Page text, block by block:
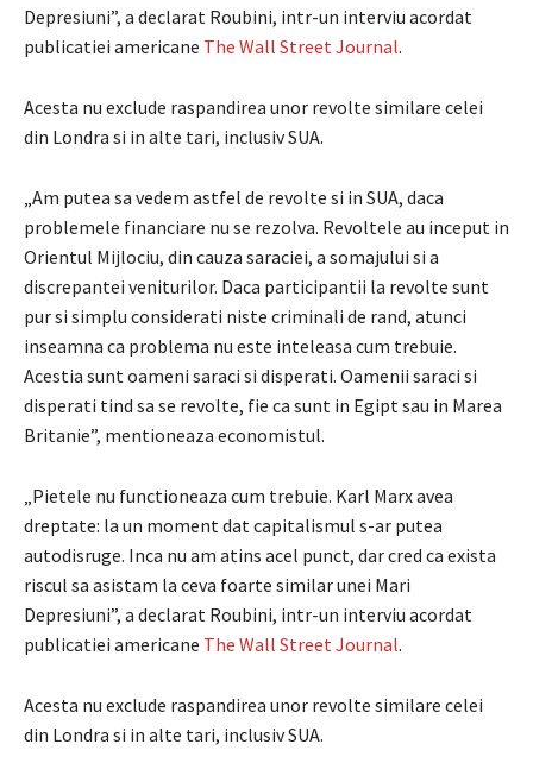
Depresiuni”, a declarat Roubini, intr-un interviu acordat
publicatiei americane The Wall Street Journal.
Acesta nu exclude raspandirea unor revolte similare celei
din Londra si in alte tari, inclusiv SUA.
„Am putea sa vedem astfel de revolte si in SUA, daca
problemele financiare nu se rezolva. Revoltele au inceput in
Orientul Mijlociu, din cauza saraciei, a somajului si a
discrepantei veniturilor. Daca participantii la revolte sunt
pur si simplu considerati niste criminali de rand, atunci
inseamna ca problema nu este inteleasa cum trebuie.
Acestia sunt oameni saraci si disperati. Oamenii saraci si
disperati tind sa se revolte, fie ca sunt in Egipt sau in Marea
Britanie”, mentioneaza economistul.
„Pietele nu functioneaza cum trebuie. Karl Marx avea
dreptate: la un moment dat capitalismul s-ar putea
autodisruge. Inca nu am atins acel punct, dar cred ca exista
riscul sa asistam la ceva foarte similar unei Mari
Depresiuni”, a declarat Roubini, intr-un interviu acordat
publicatiei americane The Wall Street Journal.
Acesta nu exclude raspandirea unor revolte similare celei
din Londra si in alte tari, inclusiv SUA.